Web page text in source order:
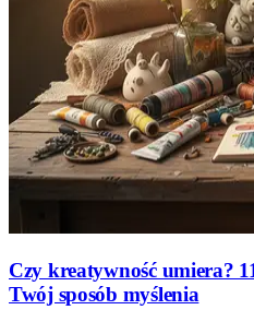
Czy kreatywność umiera?
Twój sposób myślenia